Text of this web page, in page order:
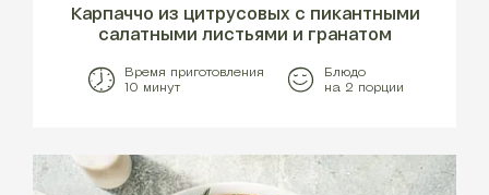
Карпаччо из цитрусовых с пикантными
салатными листьями и гранатом
Время приготовления
10 минут
Блюдо
на 2 порции